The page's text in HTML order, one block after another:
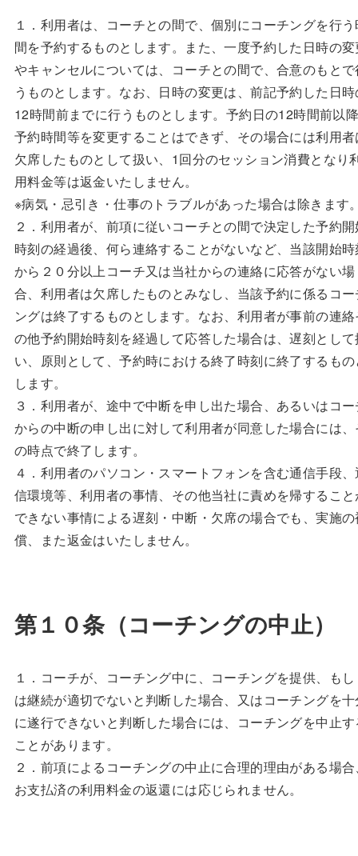
１．利用者は、コーチとの間で、個別にコーチングを行
間を予約するものとします。また、一度予約した日時の
やキャンセルについては、コーチとの間で、合意のもと
うものとします。なお、日時の変更は、前記予約した日
12時間前までに行うものとします。予約日の12時間前以
予約時間等を変更することはできず、その場合には利用
欠席したものとして扱い、1回分のセッション消費となり
用料金等は返金いたしません。
※病気・忌引き・仕事のトラブルがあった場合は除きます
２．利用者が、前項に従いコーチとの間で決定した予約
時刻の経過後、何ら連絡することがないなど、当該開始
から２０分以上コーチ又は当社からの連絡に応答がない場
合、利用者は欠席したものとみなし、当該予約に係るコ
ングは終了するものとします。なお、利用者が事前の連
の他予約開始時刻を経過して応答した場合は、遅刻とし
い、原則として、予約時における終了時刻に終了するも
します。
３．利用者が、途中で中断を申し出た場合、あるいはコ
からの中断の申し出に対して利用者が同意した場合には
の時点で終了します。
４．利用者のパソコン・スマートフォンを含む通信手段
信環境等、利用者の事情、その他当社に責めを帰するこ
できない事情による遅刻・中断・欠席の場合でも、実施
償、また返金はいたしません。
第１０条（コーチングの中止）
１．コーチが、コーチング中に、コーチングを提供、も
は継続が適切でないと判断した場合、又はコーチングを
に遂行できないと判断した場合には、コーチングを中止
ことがあります。
２．前項によるコーチングの中止に合理的理由がある場
お支払済の利用料金の返還には応じられません。